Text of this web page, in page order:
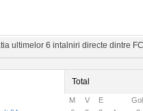
ultimelor 6 intalniri directe dintre
Total
M V E